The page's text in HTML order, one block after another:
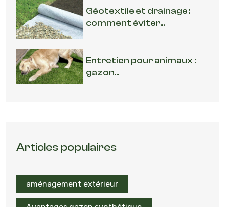
Géotextile et drainage :
comment éviter...
Entretien pour animaux :
gazon...
Articles populaires
aménagement extérieur